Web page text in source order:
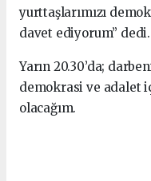
yurttaşlarımızı
davet ediyorum” dedi.
Yarın 20.30’da;
demokrasi ve adalet
olacağım.